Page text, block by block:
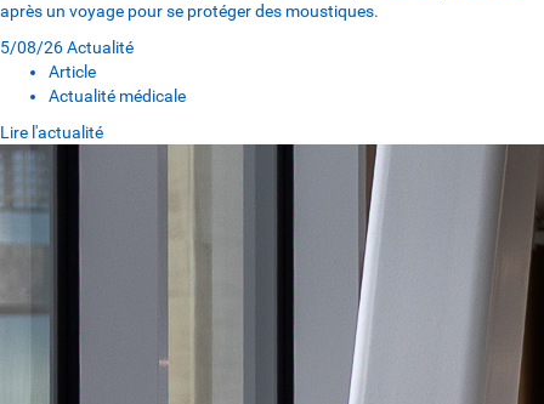
après un voyage pour se protéger des moustiques.
5/08/26Actualité
Article
Actualité médicale
Lire l'actualité